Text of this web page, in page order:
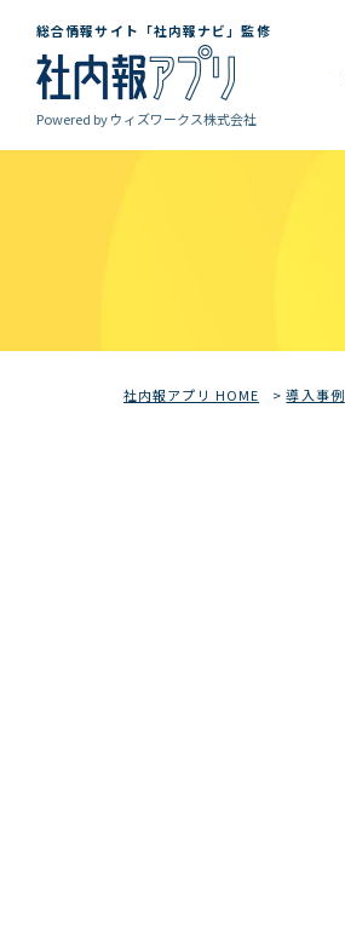
総合情報サイト「社内報ナビ」監修
Powered byウィズワークス株式会社
社内報アプリ HOME >導入事例